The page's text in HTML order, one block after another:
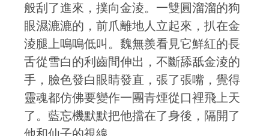
般刮了進來，撲向金淩。一雙圓溜溜的狗
眼濕漉漉的，前爪離地人立起來，扒在金
淩腿上嗚嗚低叫。魏無羨看見它鮮紅的長
舌從雪白的利齒間伸出，不斷舔舐金淩的
手，臉色發白眼睛發直，張了張嘴，覺得
靈魂都仿佛要變作一團青煙從口裡飛上天
了。藍忘機默默把他擋在了身後，隔開了